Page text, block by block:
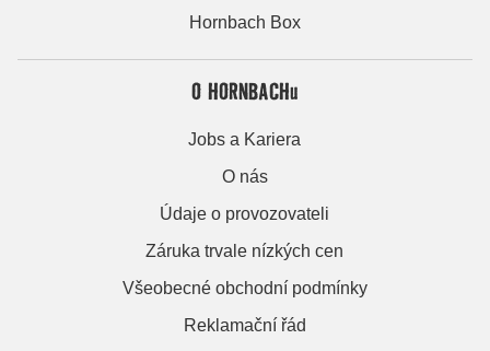
Hornbach Box
O HORNBACHu
Jobs a Kariera
O nás
Údaje o provozovateli
Záruka trvale nízkých cen
Všeobecné obchodní podmínky
Reklamační řád